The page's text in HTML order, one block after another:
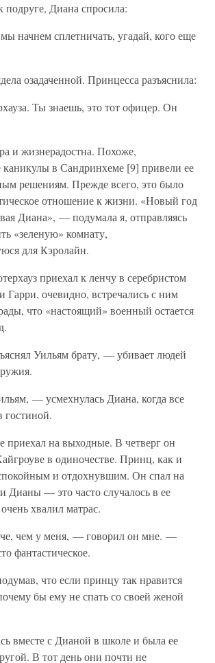
Диана спросила:
начнем сплетничать, угадай, кого еще
озадаченной. Принцесса разъяснила:
Ты знаешь, это тот офицер. Он
и жизнерадостна. Похоже,
каникулы в Сандринхеме [9] привели ее
решениям. Прежде всего, это было
отношение к жизни. «Новый год
Диана», — подумала я, отправляясь
«зеленую» комнату,
для Кэролайн.
приехал к ленчу в серебристом
Гарри, очевидно, встречались с ним
что «настоящий» военный остается
Уильям брату, — убивает людей
— усмехнулась Диана, когда все
гостиной.
приехал на выходные. В четверг он
в одиночестве. Принц, как и
и отдохнувшим. Он спал на
Дианы — это часто случалось в ее
хвалил матрас.
чем у меня, — говорил он мне. —
фантастическое.
что если принцу так нравится
бы ему не спать со своей женой
вместе с Дианой в школе и была ее
В тот день они почти не